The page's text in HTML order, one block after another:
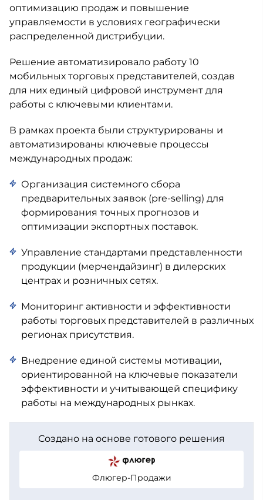
оптимизацию продаж и повышение
управляемости в условиях географически
распределенной дистрибуции.
Решение автоматизировало работу 10
мобильных торговых представителей, создав
для них единый цифровой инструмент для
работы с ключевыми клиентами.
В рамках проекта были структурированы и
автоматизированы ключевые процессы
международных продаж:
Организация системного сбора
предварительных заявок (pre-selling) для
формирования точных прогнозов и
оптимизации экспортных поставок.
Управление стандартами представленности
продукции (мерчендайзинг) в дилерских
центрах и розничных сетях.
Мониторинг активности и эффективности
работы торговых представителей в различных
регионах присутствия.
Внедрение единой системы мотивации,
ориентированной на ключевые показатели
эффективности и учитывающей специфику
работы на международных рынках.
Создано на основе готового решения
Флюгер-Продажи